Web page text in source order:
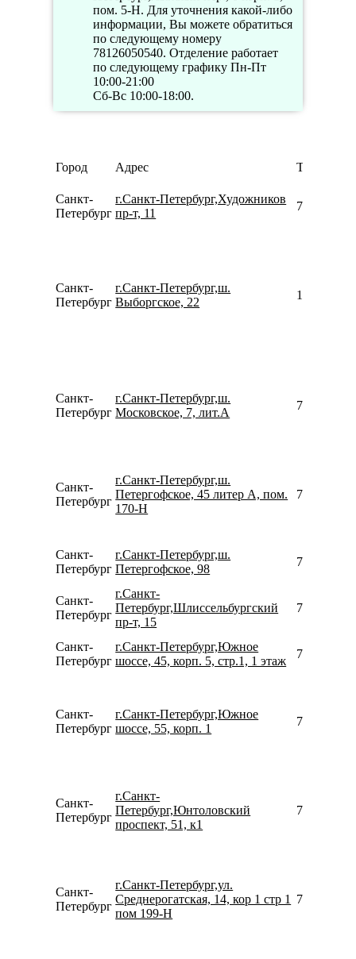
пом. 5-Н. Для уточнения какой-либо
информации, Вы можете обратиться
по следующему номеру
78126050540. Отделение работает
по следующему графику Пн-Пт
10:00-21:00
Сб-Вс 10:00-18:00.
Город Адрес Телефон
Санкт-
Петербург
г.Санкт-Петербург,Художников
пр-т, 11
Санкт-
Петербург
г.Санкт-Петербург,ш.
Выборгское, 22
Санкт-
Петербург
г.Санкт-Петербург,ш.
Московское, 7, лит.А
Санкт-
Петербург
г.Санкт-Петербург,ш.
Петергофское, 45 литер А, пом.
170-Н
Санкт-
Петербург
г.Санкт-Петербург,ш.
Петергофское, 98
Санкт-
Петербург
г.Санкт-
Петербург,Шлиссельбургский
пр-т, 15
Санкт-
Петербург
г.Санкт-Петербург,Южное
шоссе, 45, корп. 5, стр.1, 1 этаж
Санкт-
Петербург
г.Санкт-Петербург,Южное
шоссе, 55, корп. 1
Санкт-
Петербург
г.Санкт-
Петербург,Юнтоловский
проспект, 51, к1
Санкт-
Петербург
г.Санкт-Петербург,ул.
Среднерогатская, 14, кор 1 стр 1
пом 199-Н